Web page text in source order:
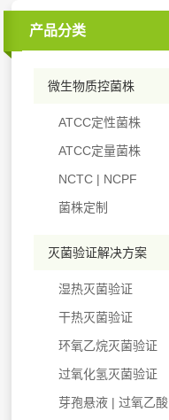
产品分类
微生物质控菌株
ATCC定性菌株
ATCC定量菌株
NCTC | NCPF
菌株定制
灭菌验证解决方案
湿热灭菌验证
干热灭菌验证
环氧乙烷灭菌验证
过氧化氢灭菌验证
芽孢悬液 | 过氧乙酸